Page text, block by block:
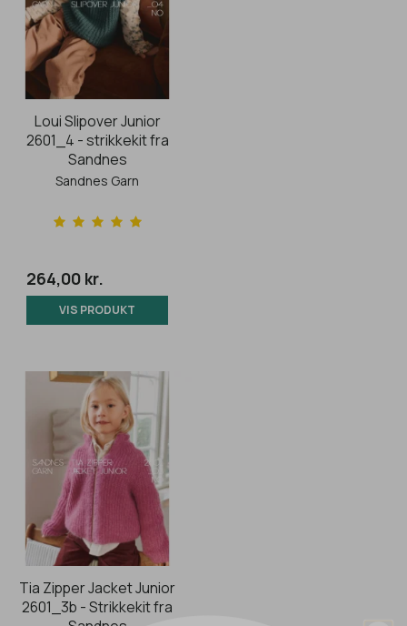
Loui Slipover Junior
2601_4 - strikkekit fra
Sandnes
Sandnes Garn
264,00 kr.
VIS PRODUKT
Tia Zipper Jacket Junior
2601_3b - Strikkekit fra